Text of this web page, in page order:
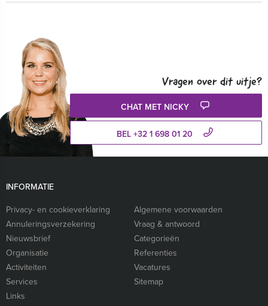
Vragen over dit uitje?
CHAT MET NICKY
BEL +32 1 698 01 20
INFORMATIE
Privacy- en cookieverklaring
Algemene voorwaarden
Annuleringsverzekering
Vraag & antwoord
Nieuwsbrief
Categorieën
Organisatie
Referenties
Activiteiten
Vacatures
Services
Sitemap
Links